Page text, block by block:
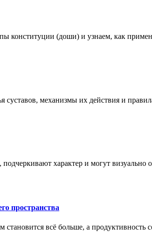
конституции (доши) и узнаем, как
суставов, механизмы их действия и
характер и могут визуально
пространства
всё больше, а продуктивность